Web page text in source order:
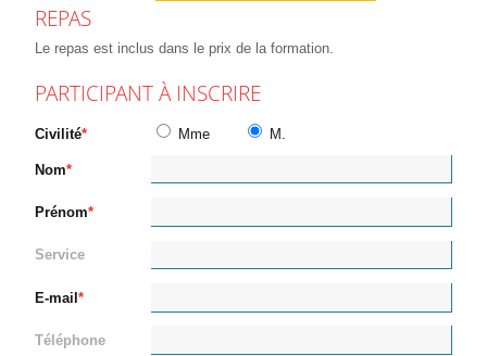
REPAS
Le repas est inclus dans le prix de la formation.
PARTICIPANT À INSCRIRE
Civilité Mme M.
Nom
Prénom
Service
E-mail
Téléphone